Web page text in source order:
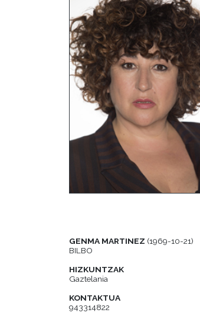
GENMA MARTINEZ (1969-10-21)
BILBO
HIZKUNTZAK
Gaztelania
KONTAKTUA
943314822